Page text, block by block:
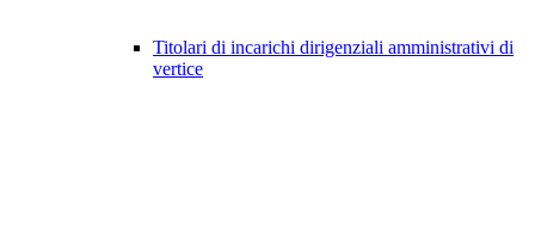
Titolari di incarichi dirigenziali amministrativi di
vertice